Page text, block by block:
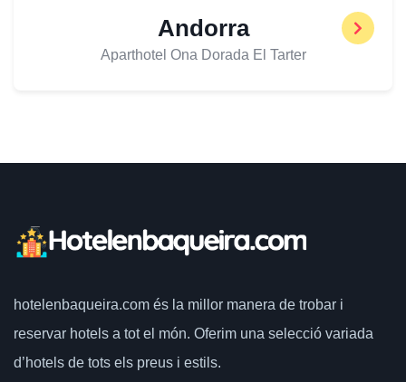
Andorra
Aparthotel Ona Dorada El Tarter
hotelenbaqueira.com és la millor manera de trobar i
reservar hotels a tot el món. Oferim una selecció variada
d’hotels de tots els preus i estils.